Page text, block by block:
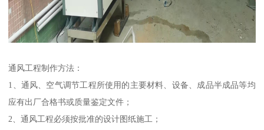
通风工程制作方法：
1、通风、空气调节工程所使用的主要材料、设备、成品半成品等均
应有出厂合格书或质量鉴定文件；
2、通风工程必须按批准的设计图纸施工；